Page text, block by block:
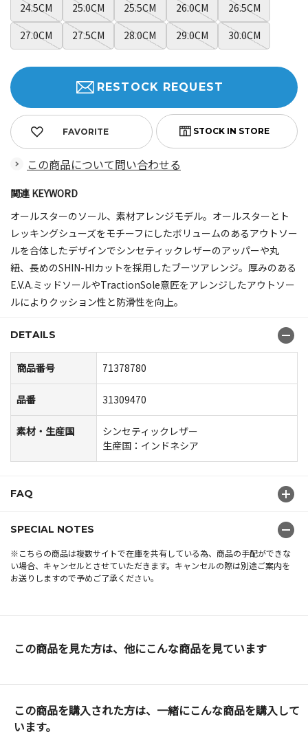
24.5CM
25.0CM 25.5CM 26.0CM
26.5CM
27.0CM
27.5CM 28.0CM 29.0CM 30.0CM
FAVORITE
RESTOCK REQUEST
この商品について問い合わせる
関連 KEYWORD
オールスターのソール、素材アレンジモデル。オールスターとト
レッキングシューズをモチーフにしたボリュームのあるアウトソー
ルを合体したデザインでシンセティックレザーのアッパーや丸
紐、長めのSHIN-HIカットを採用したブーツアレンジ。厚みのある
E.V.A.ミッドソールやTractionSole意匠をアレンジしたアウトソー
ルによりクッション性と防滑性を向上。
DETAILS
商品番号 71378780
品番 31309470
素材・生産国
シンセティックレザー
生産国：インドネシア
FAQ
SPECIAL NOTES
※こちらの商品は複数サイトで在庫を共有している為、商品の手配ができな
い場合、キャンセルとさせていただきます。キャンセルの際は別途ご案内を
お送りしますので予めご了承ください。
この商品を見た方は、他にこんな商品を見ています
この商品を購入された方は、一緒にこんな商品を購入して
います。